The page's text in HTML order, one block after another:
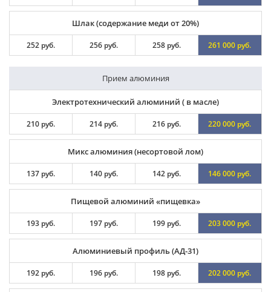
Шлак (содержание меди от 20%)
252 руб. 256 руб. 258 руб. 261 000 руб.
Прием алюминия
Электротехнический алюминий ( в масле)
210 руб. 214 руб. 216 руб. 220 000 руб.
Микс алюминия (несортовой лом)
137 руб. 140 руб. 142 руб. 146 000 руб.
Пищевой алюминий «пищевка»
193 руб. 197 руб. 199 руб. 203 000 руб.
Алюминиевый профиль (АД-31)
192 руб. 196 руб. 198 руб. 202 000 руб.